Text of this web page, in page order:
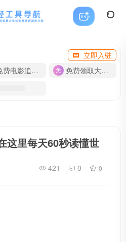
立即入驻
免费电影追剧APP 免费领取大流量卡【500G】
这里每天60秒读懂世
421 0 0